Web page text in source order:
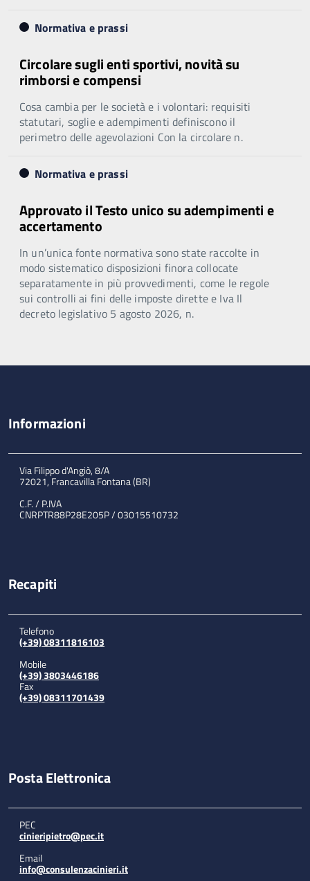
Normativa e prassi
Circolare sugli enti sportivi, novità su
rimborsi e compensi
Cosa cambia per le società e i volontari: requisiti
statutari, soglie e adempimenti definiscono il
perimetro delle agevolazioni Con la circolare n.
Normativa e prassi
Approvato il Testo unico su adempimenti e
accertamento
In un’unica fonte normativa sono state raccolte in
modo sistematico disposizioni finora collocate
separatamente in più provvedimenti, come le regole
sui controlli ai fini delle imposte dirette e Iva Il
decreto legislativo 5 agosto 2026, n.
Informazioni
Via Filippo d'Angiò, 8/A
72021, Francavilla Fontana (BR)
C.F. / P.IVA
CNRPTR88P28E205P / 03015510732
Recapiti
Telefono
(+39) 08311816103
Mobile
(+39) 3803446186
Fax
(+39) 08311701439
Posta Elettronica
PEC
cinieripietro@pec.it
Email
info@consulenzacinieri.it